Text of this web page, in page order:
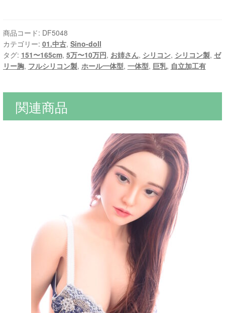
商品コード: DF5048
カテゴリー: 01.中古, Sino-doll
タグ: 151〜165cm, 5万〜10万円, お姉さん, シリコン, シリコン製, ゼ
リー胸, フルシリコン製, ホール一体型, 一体型, 巨乳, 自立加工有
関連商品